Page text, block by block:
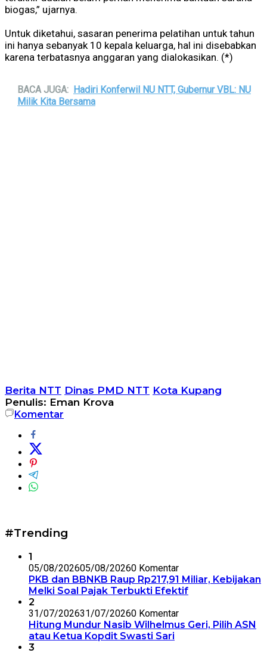
biogas,” ujarnya.
Untuk diketahui, sasaran penerima pelatihan untuk tahun
ini hanya sebanyak 10 kepala keluarga, hal ini disebabkan
karena terbatasnya anggaran yang dialokasikan. (*)
BACA JUGA: Hadiri Konferwil NU NTT, Gubernur VBL: NU
Milik Kita Bersama
Berita NTT Dinas PMD NTT Kota Kupang
Penulis: Eman Krova
Komentar
#Trending
1
05/08/202605/08/20260 Komentar
PKB dan BBNKB Raup Rp217,91 Miliar, Kebijakan
Melki Soal Pajak Terbukti Efektif
2
31/07/202631/07/20260 Komentar
Hitung Mundur Nasib Wilhelmus Geri, Pilih ASN
atau Ketua Kopdit Swasti Sari
3